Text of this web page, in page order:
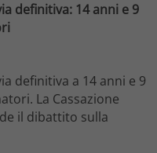
definitiva: 14 anni e 9
definitiva a 14 anni e 9
La Cassazione
il dibattito sulla